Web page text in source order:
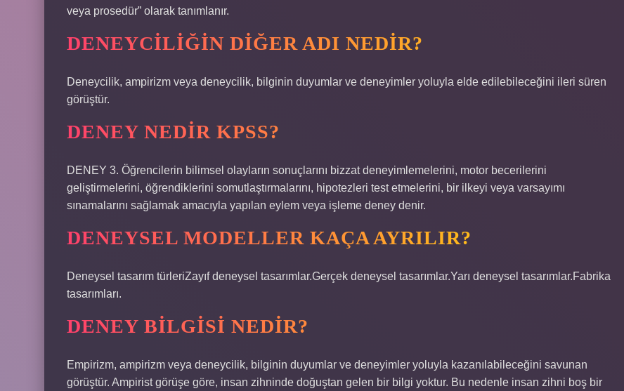
veya prosedür” olarak tanımlanır.
DENEYCILIĞIN DIĞER ADI NEDIR?
Deneycilik, ampirizm veya deneycilik, bilginin duyumlar ve deneyimler yoluyla elde edilebileceğini ileri süren
görüştür.
DENEY NEDIR KPSS?
DENEY 3. Öğrencilerin bilimsel olayların sonuçlarını bizzat deneyimlemelerini, motor becerilerini
geliştirmelerini, öğrendiklerini somutlaştırmalarını, hipotezleri test etmelerini, bir ilkeyi veya varsayımı
sınamalarını sağlamak amacıyla yapılan eylem veya işleme deney denir.
DENEYSEL MODELLER KAÇA AYRILIR?
Deneysel tasarım türleriZayıf deneysel tasarımlar.Gerçek deneysel tasarımlar.Yarı deneysel tasarımlar.Fabrika
tasarımları.
DENEY BILGISI NEDIR?
Empirizm, ampirizm veya deneycilik, bilginin duyumlar ve deneyimler yoluyla kazanılabileceğini savunan
görüştür. Ampirist görüşe göre, insan zihninde doğuştan gelen bir bilgi yoktur. Bu nedenle insan zihni boş bir